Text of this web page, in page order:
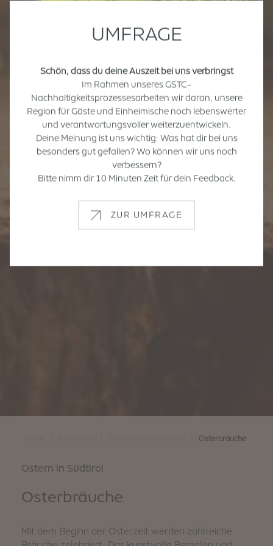
UMFRAGE
Schön, dass du deine Auszeit bei uns verbringst
Im Rahmen unseres GSTC-
Nachhaltigkeitsprozessesarbeiten wir daran, unsere
Region für Gäste und Einheimische noch lebenswerter
und verantwortungsvoller weiterzuentwickeln.
Deine Meinung ist uns wichtig: Was hat dir bei uns
besonders gut gefallen? Wo können wir uns noch
verbessern?
Bitte nimm dir 10 Minuten Zeit für dein Feedback.
ZUR UMFRAGE
Osterbräuche
Ostern in Südtirol
Osterbräuche
Mit dem Beginn der Osterzeit werden zahlreiche